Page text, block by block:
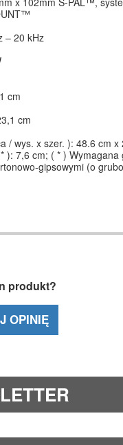
– 20 kHz
cm
cm
/ wys. x szer. ): 48.6 cm x
): 7,6 cm; ( * ) Wymagana
gipsowymi (o
produkt?
OPINIĘ